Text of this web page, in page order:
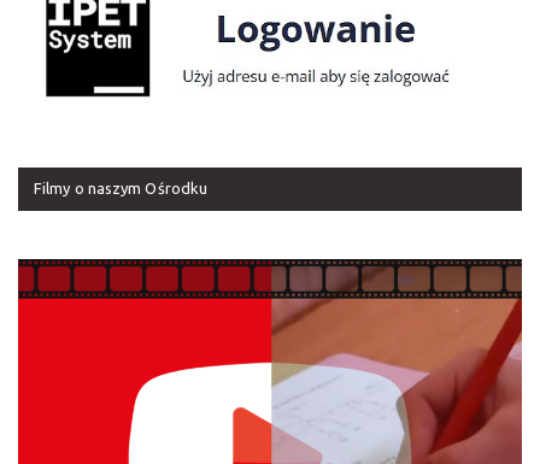
Filmy o naszym Ośrodku